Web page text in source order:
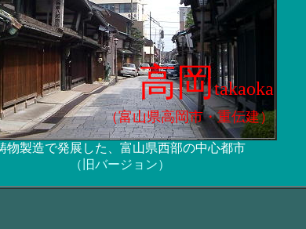
高岡takaoka
（富山県高岡市・重伝建）
物製造で発展した、富山県西部の中心都市
（旧バージョン）